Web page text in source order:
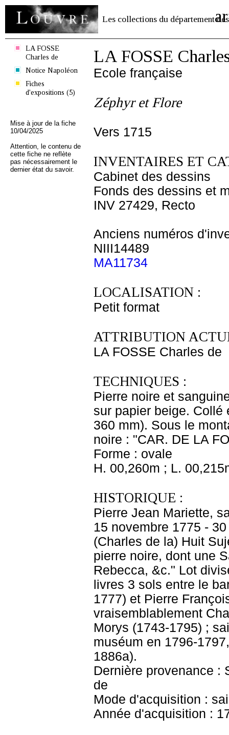
Les collections du département des
LA FOSSE
Charles de
Notice Napoléon
Fiches
d'expositions (5)
Mise à jour de la fiche
10/04/2025
Attention, le contenu de
cette fiche ne reflète
pas nécessairement le
dernier état du savoir.
LA FOSSE
Ecole française
Zéphyr et Flore
Vers 1715
INVENTAIRES ET
Cabinet des dessins
Fonds des dessins et
INV 27429, Recto
Anciens numéros
NIII14489
MA11734
LOCALISATION :
Petit format
ATTRIBUTION
LA FOSSE Charles de
TECHNIQUES :
Pierre noire et
sur papier beige. Collé
360 mm). Sous le
noire : "CAR. DE LA
Forme : ovale
H. 00,260m ; L.
HISTORIQUE :
Pierre Jean Mariette,
15 novembre 1775 -
(Charles de la) Huit
pierre noire, dont une
Rebecca, &c." Lot
livres 3 sols entre le
1777) et Pierre
vraisemblablement
Morys (1743-1795) ;
muséum en 1796-
1886a).
Dernière provenance :
de
Mode d'acquisition :
Année d'acquisition :